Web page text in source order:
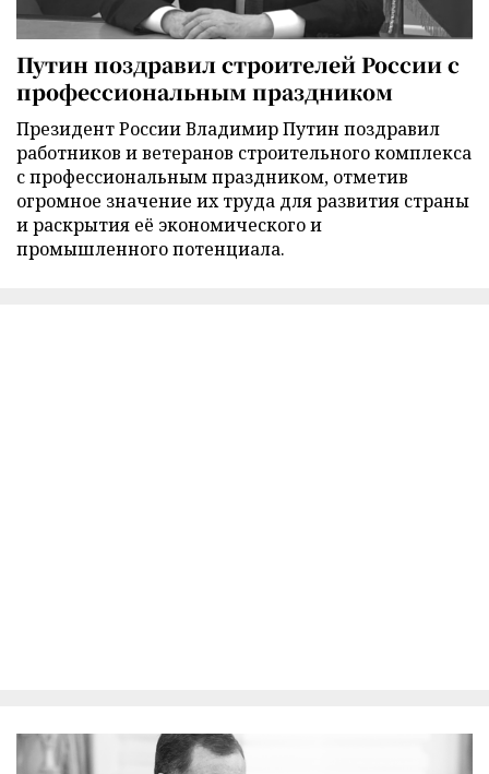
Путин поздравил строителей России с
профессиональным праздником
Президент России Владимир Путин поздравил
работников и ветеранов строительного комплекса
с профессиональным праздником, отметив
огромное значение их труда для развития страны
и раскрытия её экономического и
промышленного потенциала.